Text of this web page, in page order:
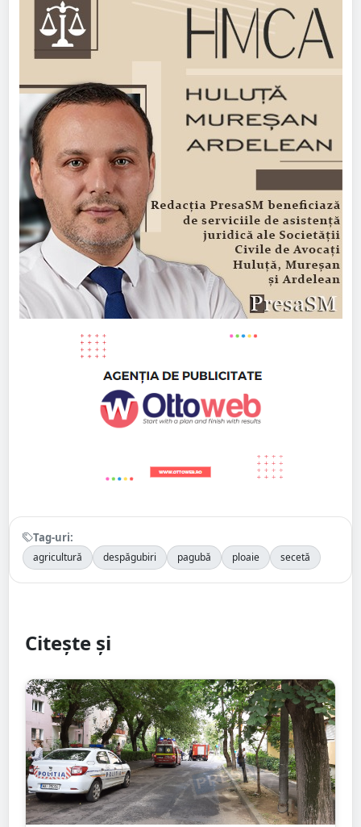
Tag-uri:
agricultură despăgubiri pagubă ploaie secetă
Citește și